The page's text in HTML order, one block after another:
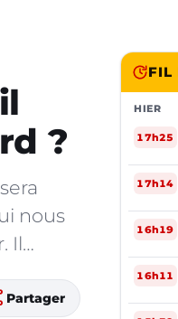
?
nous
Il…
Partager
FIL
HIER
17h25
17h14
16h19
16h11